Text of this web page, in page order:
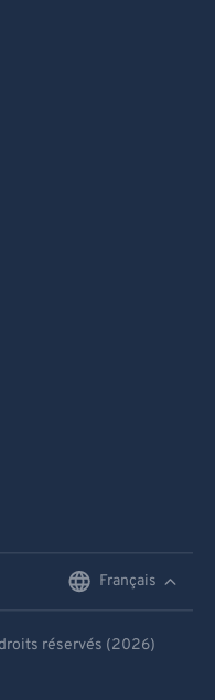
Français
réservés (2026)